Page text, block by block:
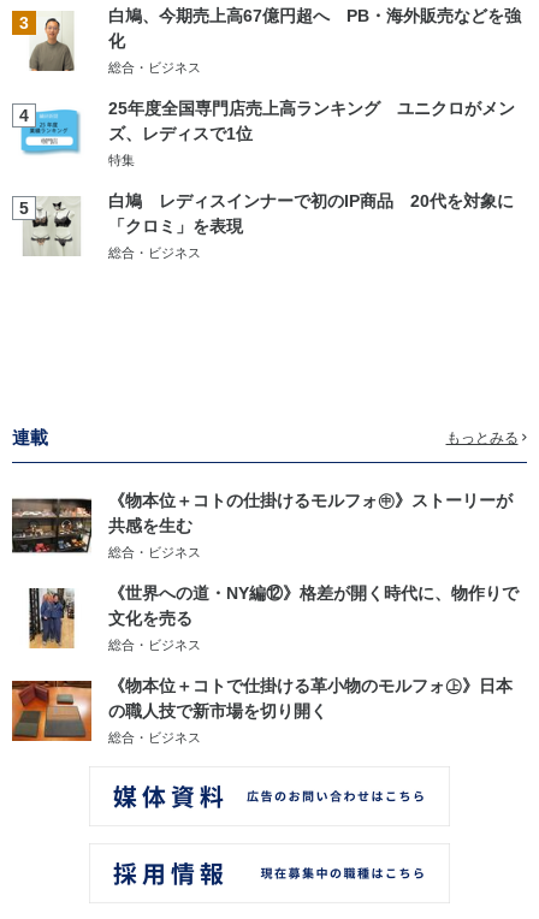
3
白鳩、今期売上高67億円超へ PB・海外販売などを強
化
総合・ビジネス
4
25年度全国専門店売上高ランキング ユニクロがメン
ズ、レディスで1位
特集
5
白鳩 レディスインナーで初のIP商品 20代を対象に
「クロミ」を表現
総合・ビジネス
連載 もっとみる
《物本位＋コトの仕掛けるモルフォ㊥》ストーリーが
共感を生む
総合・ビジネス
《世界への道・NY編⑫》格差が開く時代に、物作りで
文化を売る
総合・ビジネス
《物本位＋コトで仕掛ける革小物のモルフォ㊤》日本
の職人技で新市場を切り開く
総合・ビジネス